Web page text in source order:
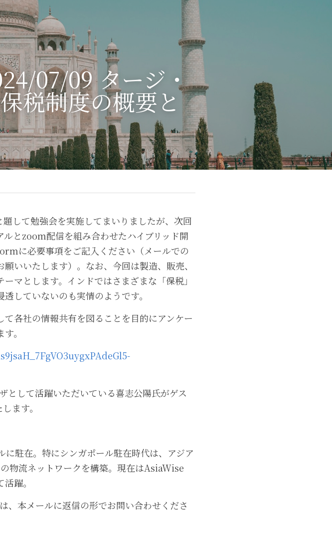
07/09 タージ・
税制度の概要と
して勉強会を実施してまいりましたが、次回
とzoom配信を組み合わせたハイブリッド開
に必要事項をご記入ください（メールでの
いいたします）。なお、今回は製造、販売、
マとします。インドではさまざまな「保税」
していないのも実情のようです。
各社の情報共有を図ることを目的にアンケー
。
として活躍いただいている喜志公陽氏がゲス
ます。
駐在。特にシンガポール駐在時代は、アジア
物流ネットワークを構築。現在はAsiaWise
躍。
本メールに返信の形でお問い合わせくださ